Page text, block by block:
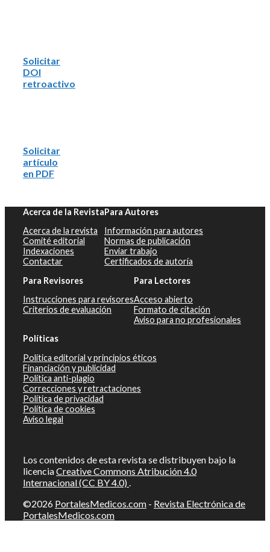
Solicitar
DOI
retroactivo
Solicitar
artículo
en PDF
Acerca de la Revista
Acerca de la revista
Comité editorial
Indexaciones
Contactar
Para Autores
Información para autores
Normas de publicación
Enviar trabajo
Certificados de autoría
Para Revisores
Instrucciones para revisores
Criterios de evaluación
Para Lectores
Acceso abierto
Formato de citación
Aviso para no profesionales
Políticas
Política editorial y principios éticos
Financiación y publicidad
Política anti-plagio
Correcciones y retractaciones
Política de privacidad
Política de cookies
Aviso legal
Los contenidos de esta revista se distribuyen bajo la
licenciaCreative Commons Atribución 4.0
Internacional (CC BY 4.0) .
©2026 PortalesMedicos.com - Revista Electrónica de
PortalesMedicos.com